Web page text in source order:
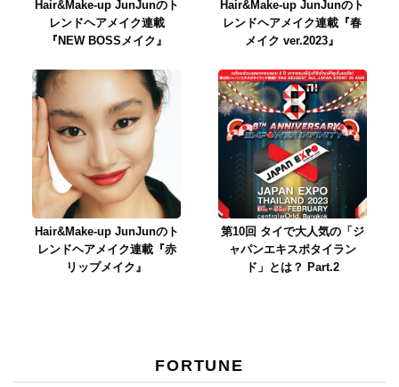
Hair&Make-up JunJunのト
レンドヘアメイク連載
『NEW BOSSメイク』
Hair&Make-up JunJunのト
レンドヘアメイク連載『春
メイク ver.2023』
Hair&Make-up JunJunのト
レンドヘアメイク連載『赤
リップメイク』
第10回 タイで大人気の「ジ
ャパンエキスポタイラン
ド」とは？ Part.2
FORTUNE